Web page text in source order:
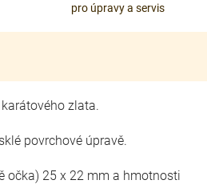
pro úpravy a servis
zlata.
povrchové úpravě.
očka) 25 x 22 mm a hmotnosti